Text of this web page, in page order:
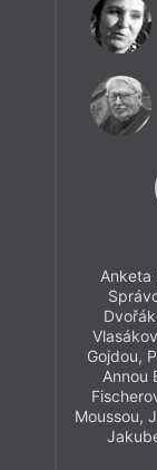
Anketa
Gojdou,
Annou
Moussou,